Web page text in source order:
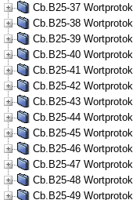
Cb.B25-37
Cb.B25-38
Cb.B25-39
Cb.B25-40
Cb.B25-41
Cb.B25-42
Cb.B25-43
Cb.B25-44
Cb.B25-45
Cb.B25-46
Cb.B25-47
Cb.B25-48
Cb.B25-49